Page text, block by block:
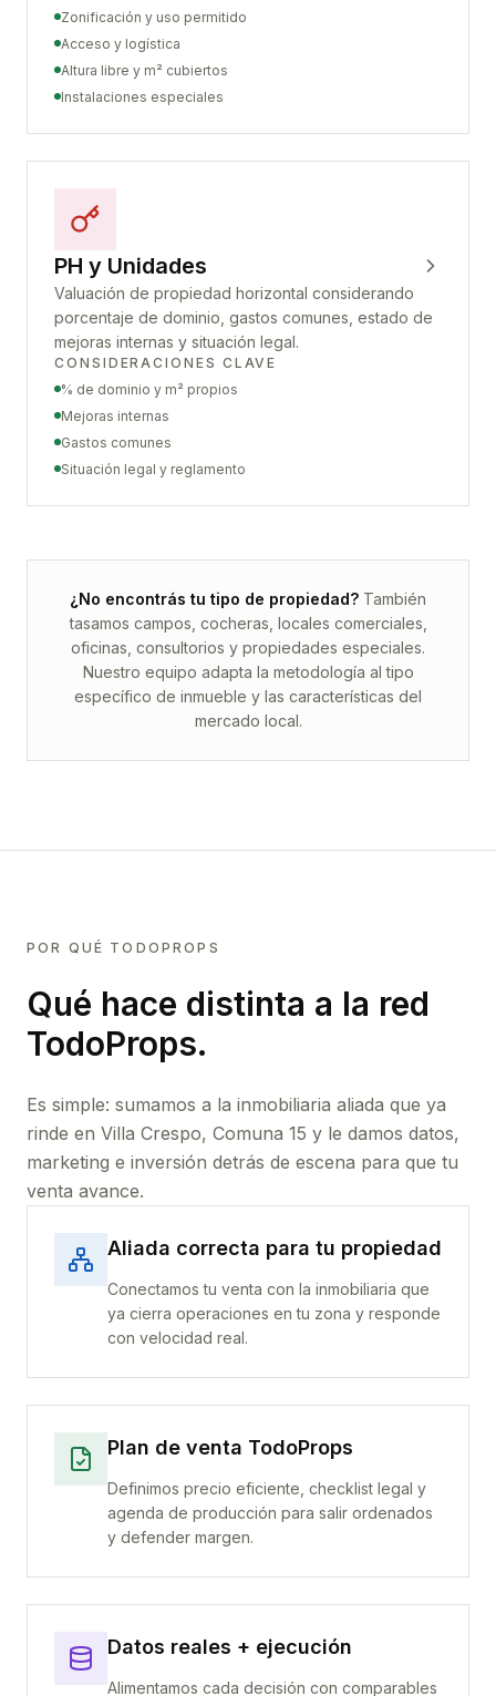
Zonificación y uso permitido
Acceso y logística
Altura libre y m² cubiertos
Instalaciones especiales
PH y Unidades
Valuación de propiedad horizontal considerando
porcentaje de dominio, gastos comunes, estado de
mejoras internas y situación legal.
CONSIDERACIONES CLAVE
% de dominio y m² propios
Mejoras internas
Gastos comunes
Situación legal y reglamento
¿No encontrás tu tipo de propiedad? También
tasamos campos, cocheras, locales comerciales,
oficinas, consultorios y propiedades especiales.
Nuestro equipo adapta la metodología al tipo
específico de inmueble y las características del
mercado local.
POR QUÉ TODOPROPS
Qué hace distinta a la red
TodoProps.
Es simple: sumamos a la inmobiliaria aliada que ya
rinde en Villa Crespo, Comuna 15 y le damos datos,
marketing e inversión detrás de escena para que tu
venta avance.
Aliada correcta para tu propiedad
Conectamos tu venta con la inmobiliaria que
ya cierra operaciones en tu zona y responde
con velocidad real.
Plan de venta TodoProps
Definimos precio eficiente, checklist legal y
agenda de producción para salir ordenados
y defender margen.
Datos reales + ejecución
Alimentamos cada decisión con comparables